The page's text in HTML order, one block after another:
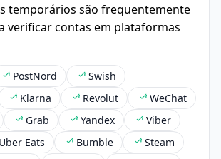
temporários são frequentemente
verificar contas em plataformas
PostNord
Swish
Klarna Revolut
WeChat
Grab Yandex
Viber
Uber Eats Bumble
Steam